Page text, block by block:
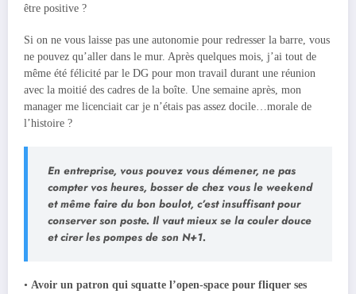
être positive ?
Si on ne vous laisse pas une autonomie pour redresser la barre, vous
ne pouvez qu’aller dans le mur. Après quelques mois, j’ai tout de
même été félicité par le DG pour mon travail durant une réunion
avec la moitié des cadres de la boîte. Une semaine après, mon
manager me licenciait car je n’étais pas assez docile…morale de
l’histoire ?
En entreprise, vous pouvez vous démener, ne pas
compter vos heures, bosser de chez vous le weekend
et même faire du bon boulot, c’est insuffisant pour
conserver son poste. Il vaut mieux se la couler douce
et cirer les pompes de son N+1.
• Avoir un patron qui squatte l’open-space pour fliquer ses